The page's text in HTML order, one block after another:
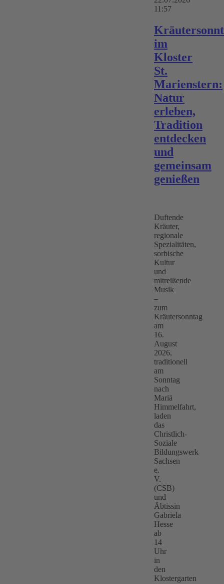
11:57
im
Kloster
St.
Marienstern:
Natur
erleben,
Tradition
entdecken
und
gemeinsam
genießen
Duftende
Kräuter,
regionale
Spezialitäten,
sorbische
Kultur
und
mitreißende
Musik
–
zum
Kräutersonntag
am
16.
August
2026,
traditionell
am
Sonntag
nach
Mariä
Himmelfahrt,
laden
das
Christlich-
Soziale
Bildungswerk
Sachsen
e.
V.
(CSB)
und
Äbtissin
Gabriela
Hesse
ab
14
Uhr
in
den
Klostergarten